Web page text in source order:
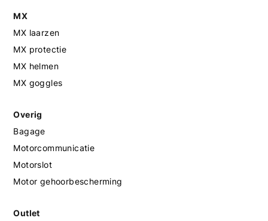
MX
MX laarzen
MX protectie
MX helmen
MX goggles
Overig
Bagage
Motorcommunicatie
Motorslot
Motor gehoorbescherming
Outlet